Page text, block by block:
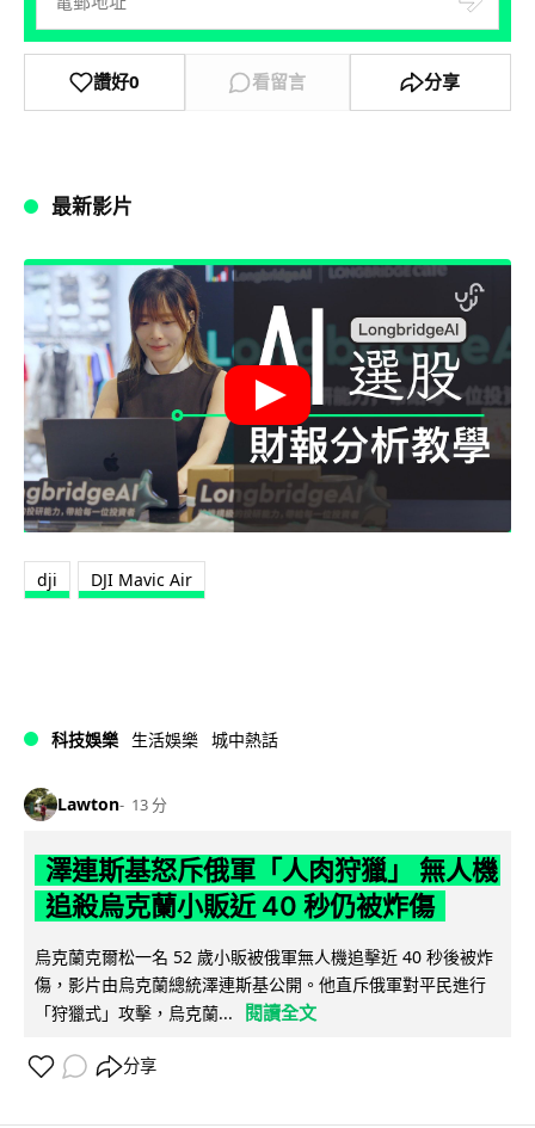
讚好0 看留言 分享
最新影片
dji DJI Mavic Air
科技娛樂 生活娛樂 城中熱話
Lawton 13 分
澤連斯基怒斥俄軍「人肉狩獵」 無人機
追殺烏克蘭小販近 40 秒仍被炸傷
烏克蘭克爾松一名 52 歲小販被俄軍無人機追擊近 40 秒後被炸
傷，影片由烏克蘭總統澤連斯基公開。他直斥俄軍對平民進行
「狩獵式」攻擊，烏克蘭...
閱讀全文
分享